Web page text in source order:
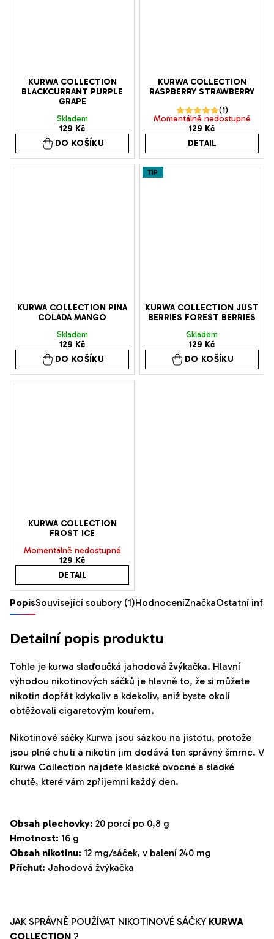
KURWA COLLECTION
BLACKCURRANT PURPLE
GRAPE
Skladem
129 Kč
DO KOŠÍKU
KURWA COLLECTION
RASPBERRY STRAWBERRY
Průměrné
hodnocení
produktu
je
Momentálně nedostupné
129 Kč
DETAIL
KURWA COLLECTION PINA
COLADA MANGO
Skladem
129 Kč
DO KOŠÍKU
TIP
KURWA COLLECTION JUST
BERRIES FOREST BERRIES
Skladem
129 Kč
DO KOŠÍKU
KURWA COLLECTION
FROST ICE
Momentálně nedostupné
129 Kč
DETAIL
PopisSouvisející soubory (1)HodnoceníZnačkaOstatní
Detailní popis produktu
Tohle je kurwa slaďoučká jahodová žvýkačka. Hlavní
výhodou nikotinových sáčků je hlavně to, že si můžete
nikotin dopřát kdykoliv a kdekoliv, aniž byste okolí
obtěžovali cigaretovým kouřem.
Nikotinové sáčky Kurwa jsou sázkou na jistotu, protože
jsou plné chuti a nikotin jim dodává ten správný šmrnc. V
Kurwa Collection najdete klasické ovocné a sladké
chutě, které vám zpříjemní každý den.
Obsah plechovky: 20 porcí po 0,8 g
Hmotnost: 16 g
Obsah nikotinu: 12 mg/sáček, v balení 240 mg
Příchuť: Jahodová žvýkačka
JAK SPRÁVNĚ POUŽÍVAT NIKOTINOVÉ SÁČKY KURWA
COLLECTION ?